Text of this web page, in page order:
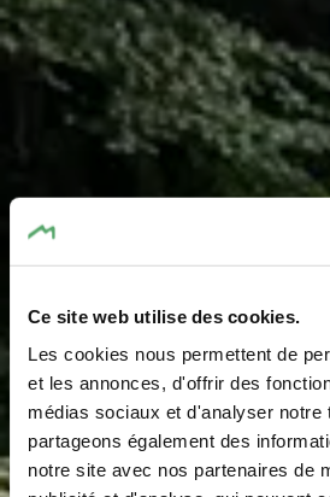
Ce site web utilise des cookies.
Les cookies nous permettent de
et les annonces, d'offrir des
médias sociaux et d'analyser notre
partageons également des
notre site avec nos partenaires de
Picnic